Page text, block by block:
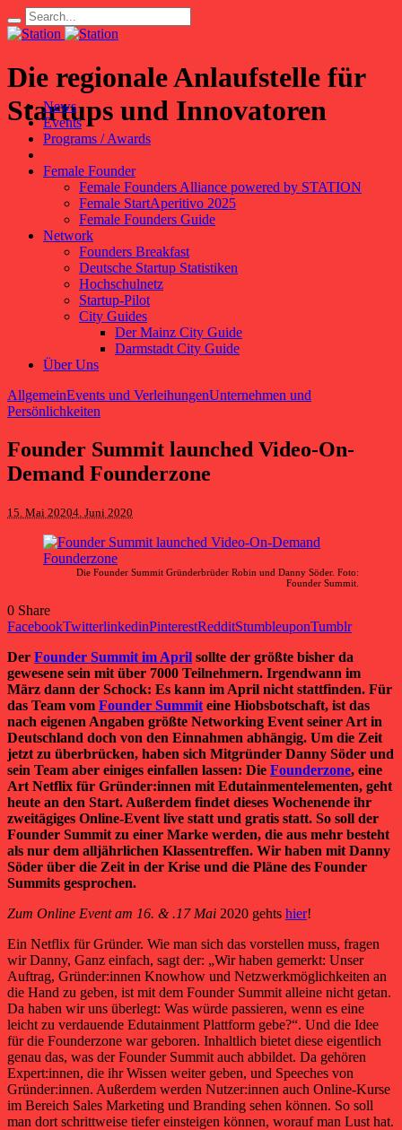
Die regionale Anlaufstelle für
Startups und Innovatoren
News
Events
Programs / Awards
Female Founder
Female Founders Alliance powered by STATION
Female StartAperitivo 2025
Female Founders Guide
Network
Founders Breakfast
Deutsche Startup Statistiken
Hochschulnetz
Startup-Pilot
City Guides
Der Mainz City Guide
Darmstadt City Guide
Über Uns
AllgemeinEvents und VerleihungenUnternehmen und
Persönlichkeiten
Founder Summit launched Video-On-
Demand Founderzone
15. Mai 20204. Juni 2020
Die Founder Summit Gründerbrüder Robin und Danny Söder. Foto:
Founder Summit.
0 Share
FacebookTwitterlinkedinPinterestRedditStumbleuponTumblr
Der Founder Summit im April sollte der größte bisher da
gewesene sein mit über 7000 Teilnehmern. Irgendwann im
März dann der Schock: Es kann im April nicht stattfinden. Für
das Team vom Founder Summit eine Hiobsbotschaft, ist das
nach eigenen Angaben größte Networking Event seiner Art in
Deutschland doch von den Einnahmen abhängig. Um die Zeit
jetzt zu überbrücken, haben sich Mitgründer Danny Söder und
sein Team aber einiges einfallen lassen: Die Founderzone, eine
Art Netflix für Gründer:innen mit Edutainmentelementen, geht
heute an den Start. Außerdem findet dieses Wochenende ihr
zweitägiges Online-Event live statt und gratis statt. So soll der
Founder Summit zu einer Marke werden, die aus mehr besteht
als nur dem alljährlichen Klassentreffen. Wir haben mit Danny
Söder über die Zeit in der Krise und die Pläne des Founder
Summits gesprochen.
Zum Online Event am 16. & .17 Mai 2020 gehts hier!
Ein Netflix für Gründer. Wie man sich das vorstellen muss, fragen
wir Danny, Ganz einfach, sagt der: „Wir haben gemerkt: Unser
Auftrag, Gründer:innen Knowhow und Netzwerkmöglichkeiten an
die Hand zu geben, ist mit dem Founder Summit alleine nicht getan.
Da haben wir uns überlegt: Was würde passieren, wenn es eine
leicht zu verdauende Edutainment Plattform gebe?“. Und die Idee
für die Founderzone war geboren. Inhaltlich bietet diese eigentlich
genau das, was der Founder Summit auch abbildet. Da gehören
Expert:innen, die ihr Wissen weiter geben, und Speeches von
Gründer:innen. Außerdem werden Nutzer:innen auch Online-Kurse
im Bereich Sales Marketing und Branding sehen können. So soll
man dort schrittweise tiefer einsteigen können, worauf man Lust hat.